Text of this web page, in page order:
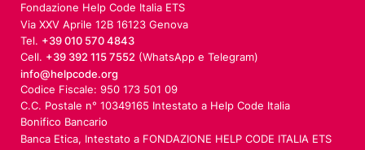
Fondazione Help Code Italia ETS
Via XXV Aprile 12B 16123 Genova
Tel. +39 010 570 4843
Cell. +39 392 115 7552(WhatsApp e Telegram)
info@helpcode.org
Codice Fiscale: 950 173 501 09
C.C. Postale n° 10349165 Intestato a Help Code Italia
Bonifico Bancario
Banca Etica, Intestato a FONDAZIONE HELP CODE ITALIA ETS